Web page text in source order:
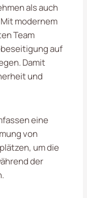
als auch
modernem
Team
auf
Damit
und
eine
von
um die
der